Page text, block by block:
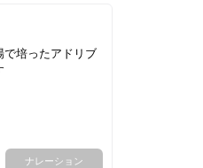
培ったアドリブ
ナレーション